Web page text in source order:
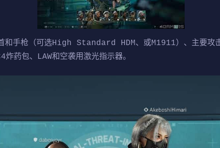
和手枪（可选High Standard HDM、或M1911）、主要攻
药包、LAW和空袭用激光指示器。